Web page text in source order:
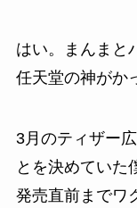
はい。まんまと
任天堂の神がか
3月のティザー
とを決めていた
発売直前までワ